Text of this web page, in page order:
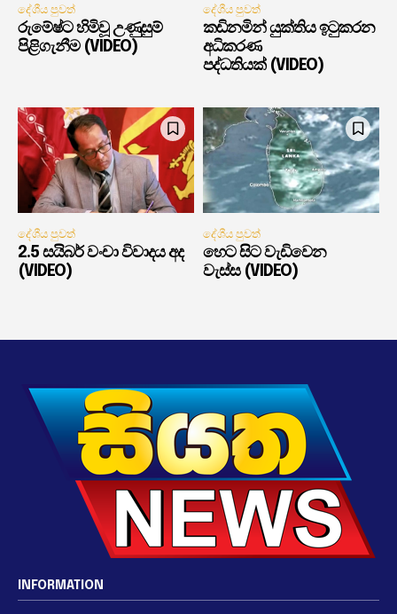
දේශීය පුවත්
රුමේෂ්ට හිමිවූ උණුසුම්
පිළිගැනීම (VIDEO)
දේශීය පුවත්
කඩිනමින් යුක්තිය ඉටුකරන
අධිකරණ
පද්ධතියක් (VIDEO)
දේශීය පුවත්
2.5 සයිබර් වංචා විවාදය අද
(VIDEO)
දේශීය පුවත්
හෙට සිට වැඩිවෙන
වැස්ස (VIDEO)
INFORMATION